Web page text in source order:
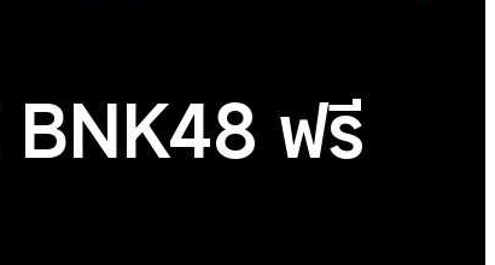
BNK48 ฟรี